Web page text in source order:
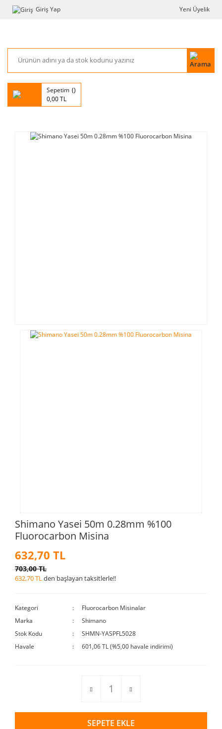
Giriş Yap Yeni Üyelik
Sepetim
0,00 TL
Shimano Yasei 50m 0.28mm %100
Fluorocarbon Misina
632,70 TL
703,00 TL
632,70 TLden başlayan taksitlerle!!
Kategori
Fluorocarbon Misinalar
Marka
Shimano
Stok Kodu
SHMN-YASPFL5028
Havale
601,06 TL (%5,00 havale indirimi)
SEPETE EKLE